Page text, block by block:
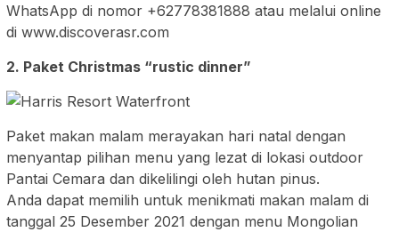
WhatsApp di nomor +62778381888 atau melalui online
di www.discoverasr.com
2. Paket Christmas “rustic dinner”
Paket makan malam merayakan hari natal dengan
menyantap pilihan menu yang lezat di lokasi outdoor
Pantai Cemara dan dikelilingi oleh hutan pinus.
Anda dapat memilih untuk menikmati makan malam di
tanggal 25 Desember 2021 dengan menu Mongolian